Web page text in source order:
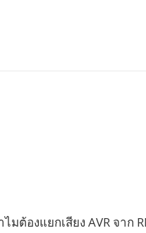
ไมต้องแยกเสียง AVR จาก